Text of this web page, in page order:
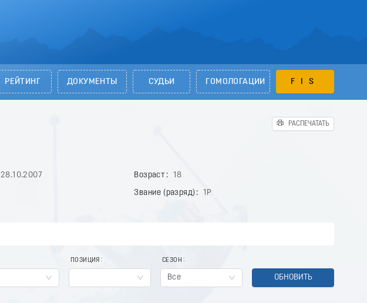
РЕЙТИНГ ДОКУМЕНТЫ СУДЬИ ГОМОЛОГАЦИИ FIS
РАСПЕЧАТАТЬ
28.10.2007 Возраст
18
Звание (разряд) 1Р
ПОЗИЦИЯ СЕЗОН
Все ОБНОВИТЬ